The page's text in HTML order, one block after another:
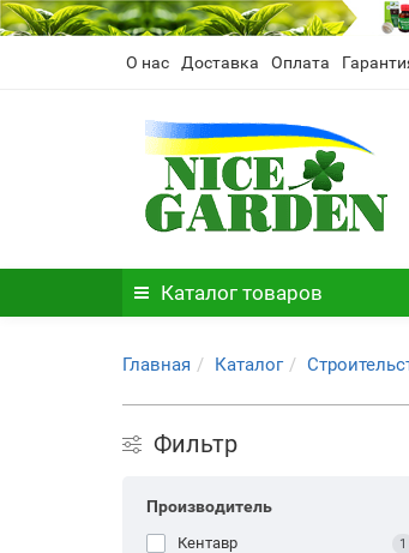
О нас Доставка Оплата
Каталог товаров
Главная Каталог
Фильтр
Производитель
Кентавр 1